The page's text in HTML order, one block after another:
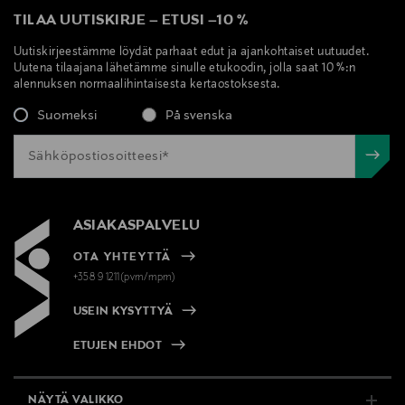
TILAA UUTISKIRJE – ETUSI –10 %
Uutiskirjeestämme löydät parhaat edut ja ajankohtaiset uutuudet.
Uutena tilaajana lähetämme sinulle etukoodin, jolla saat 10 %:n
alennuksen normaalihintaisesta kertaostoksesta.
Suomeksi På svenska
ASIAKASPALVELU
OTA YHTEYTTÄ
+358 9 1211(pvm/mpm)
USEIN KYSYTTYÄ
ETUJEN EHDOT
NÄYTÄ VALIKKO